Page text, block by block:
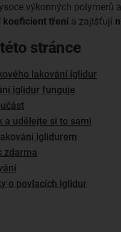
výkonných
koeficient tření a zajišťují
stránce
lakování iglidur
iglidur funguje
a udělejte si to sami
iglidurem
zdarma
o povlacích iglidur